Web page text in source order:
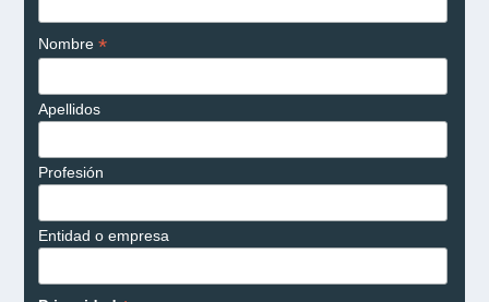
Nombre *
Apellidos
Profesión
Entidad o empresa